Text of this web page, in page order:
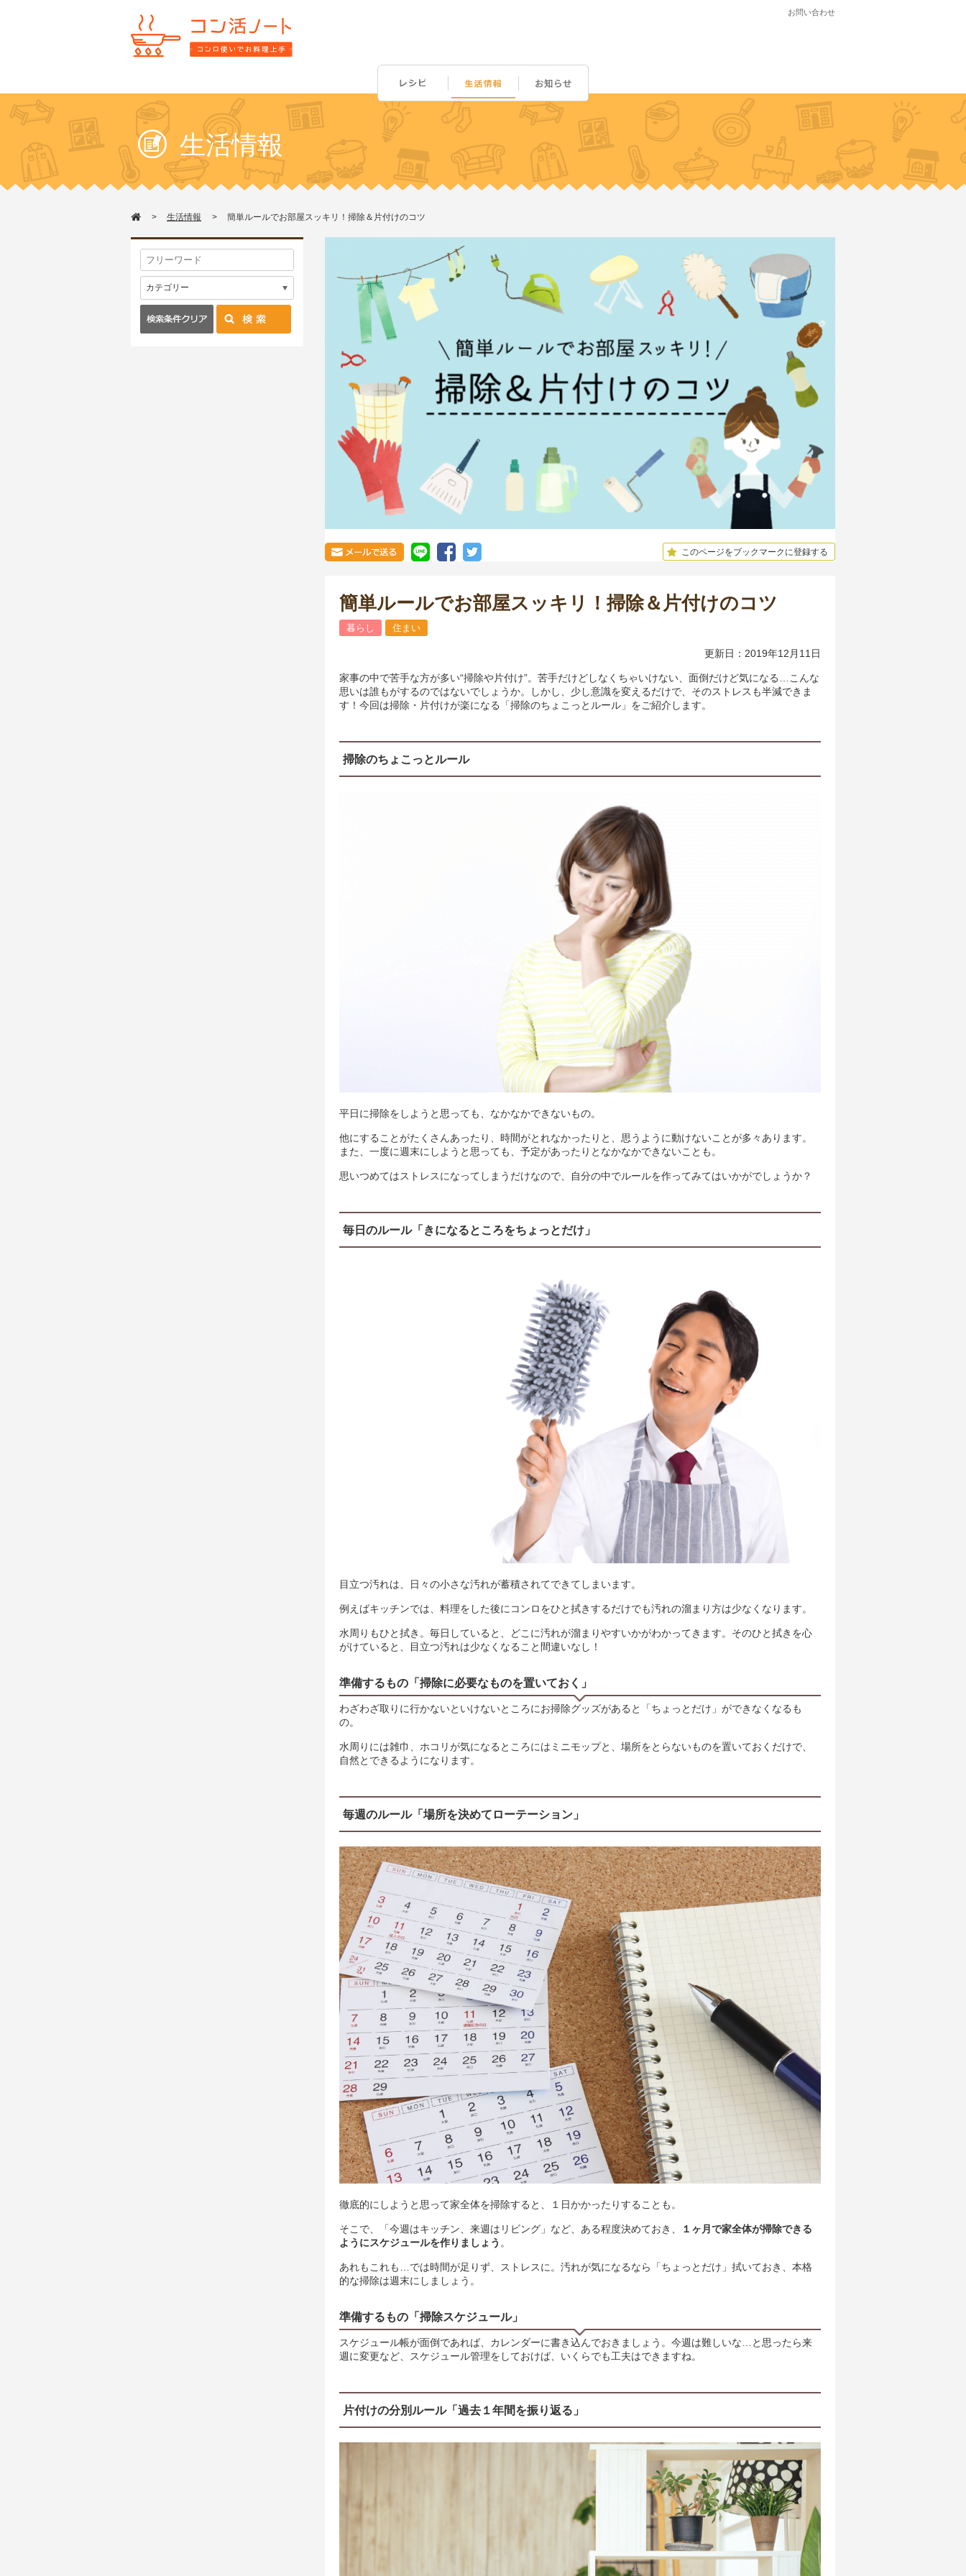
お問い合わせ
生活情報
生活情報 簡単ルールでお部屋スッキリ！掃除＆片付けのコツ
このページをブックマークに登録する
簡単ルールでお部屋スッキリ！掃除＆片付けのコツ
暮らし 住まい
更新日：2019年12月11日
家事の中で苦手な方が多い“掃除や片付け”。苦手だけどしなくちゃいけない、面倒だけど気になる…こんな
思いは誰もがするのではないでしょうか。しかし、少し意識を変えるだけで、そのストレスも半減できま
す！今回は掃除・片付けが楽になる「掃除のちょこっとルール」をご紹介します。
掃除のちょこっとルール
平日に掃除をしようと思っても、なかなかできないもの。
他にすることがたくさんあったり、時間がとれなかったりと、思うように動けないことが多々あります。
また、一度に週末にしようと思っても、予定があったりとなかなかできないことも。
思いつめてはストレスになってしまうだけなので、自分の中でルールを作ってみてはいかがでしょうか？
毎日のルール「きになるところをちょっとだけ」
目立つ汚れは、日々の小さな汚れが蓄積されてできてしまいます。
例えばキッチンでは、料理をした後にコンロをひと拭きするだけでも汚れの溜まり方は少なくなります。
水周りもひと拭き。毎日していると、どこに汚れが溜まりやすいかがわかってきます。そのひと拭きを心
がけていると、目立つ汚れは少なくなること間違いなし！
準備するもの「掃除に必要なものを置いておく」
わざわざ取りに行かないといけないところにお掃除グッズがあると「ちょっとだけ」ができなくなるも
の。
水周りには雑巾、ホコリが気になるところにはミニモップと、場所をとらないものを置いておくだけで、
自然とできるようになります。
毎週のルール「場所を決めてローテーション」
徹底的にしようと思って家全体を掃除すると、１日かかったりすることも。
そこで、「今週はキッチン、来週はリビング」など、ある程度決めておき、
１ヶ月で家全体が掃除できる
ようにスケジュールを作りましょう 。
あれもこれも…では時間が足りず、ストレスに。汚れが気になるなら「ちょっとだけ」拭いておき、本格
的な掃除は週末にしましょう。
準備するもの「掃除スケジュール」
スケジュール帳が面倒であれば、カレンダーに書き込んでおきましょう。今週は難しいな…と思ったら来
週に変更など、スケジュール管理をしておけば、いくらでも工夫はできますね。
片付けの分別ルール「過去１年間を振り返る」